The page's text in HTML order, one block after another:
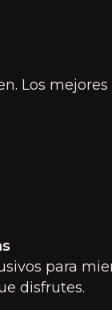
Los
para
disfrutes.